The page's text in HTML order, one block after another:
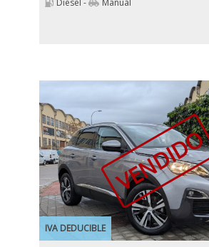
Diesel - Manual
IVA DEDUCIBLE
VENDIDO